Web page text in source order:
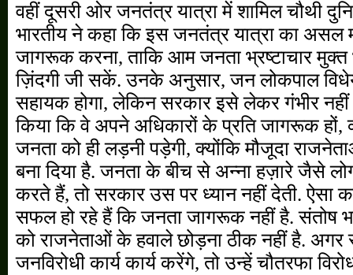
वहीं दूसरी ओर जनतंत्र यात्रा में शामिल चौथी
भारतीय ने कहा कि इस जनतंत्र यात्रा का
जागरूक करना, ताकि आम जनता भ्रष्टाचार
ज़िंदगी जी सकें. उनके अनुसार, जन लोकपाल
सहायक होगा, लेकिन सरकार इसे लेकर गंभीर
किया कि वे अपने अधिकारों के प्रति जागरूक हों,
जनता को ही लड़नी पड़ेगी, क्योंकि मौजूदा
बना दिया है. जनता के बीच से अन्ना हज़ारे जैसे
करते हैं, तो सरकार उस पर ध्यान नहीं देती. ऐसा
सफल हो रहे हैं कि जनता जागरूक नहीं है. संतोष
को राजनेताओं के हवाले छोड़ना ठीक नहीं है. अगर
जनविरोधी कार्य कार्य करेंगे, तो उन्हें चौतरफा